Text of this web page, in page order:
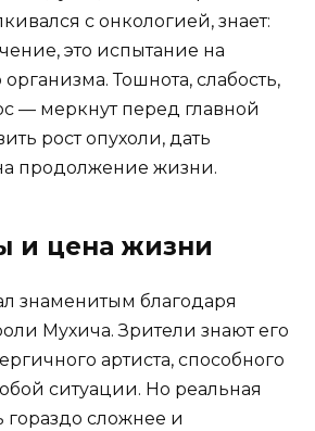
с онкологией, знает:
это испытание на
Тошнота, слабость,
— меркнут перед главной
рост опухоли, дать
продолжение жизни.
и цена жизни
знаменитым благодаря
Мухича. Зрители знают его
артиста, способного
ситуации. Но реальная
гораздо сложнее и